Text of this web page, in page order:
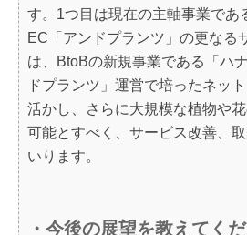
す。1つ目は現在の主軸事業であ
EC「アンドプランツ」の更なる
は、BtoBの新規事業である「ハ
ドプランツ」運営で培ったネッ
活かし、さらに大規模な植物や
可能とすべく、サービス改善、
いります。
・今後の展望を教えてくだ